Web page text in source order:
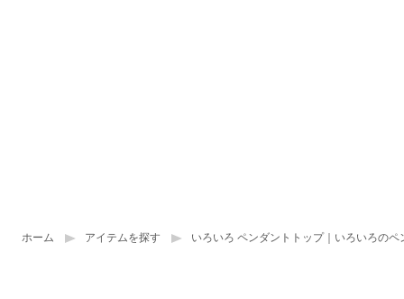
ホーム アイテムを探す いろいろ ペンダントトップ｜いろいろのペ